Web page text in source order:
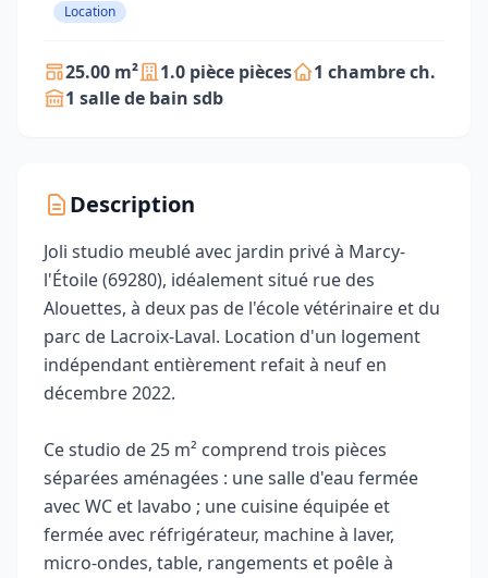
Location
25.00 m² 1.0 pièce pièces
1 chambre ch.
1 salle de bain sdb
Description
Joli studio meublé avec jardin privé à Marcy-
l'Étoile (69280), idéalement situé rue des
Alouettes, à deux pas de l'école vétérinaire et du
parc de Lacroix-Laval. Location d'un logement
indépendant entièrement refait à neuf en
décembre 2022.
Ce studio de 25 m² comprend trois pièces
séparées aménagées : une salle d'eau fermée
avec WC et lavabo ; une cuisine équipée et
fermée avec réfrigérateur, machine à laver,
micro‑ondes, table, rangements et poêle à